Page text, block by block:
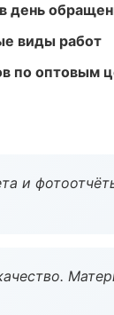
день
виды работ
по оптовым
и